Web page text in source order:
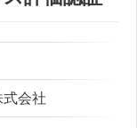
会社